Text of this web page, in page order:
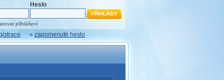
Heslo
přihlášení
» zapomenuté heslo